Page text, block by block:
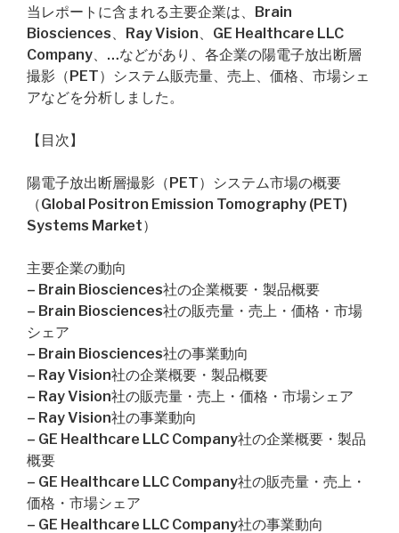
当レポートに含まれる主要企業は、Brain
Biosciences、Ray Vision、GE Healthcare LLC
Company、…などがあり、各企業の陽電子放出断層
撮影（PET）システム販売量、売上、価格、市場シェ
アなどを分析しました。
【目次】
陽電子放出断層撮影（PET）システム市場の概要
（Global Positron Emission Tomography (PET)
Systems Market）
主要企業の動向
– Brain Biosciences社の企業概要・製品概要
– Brain Biosciences社の販売量・売上・価格・市場
シェア
– Brain Biosciences社の事業動向
– Ray Vision社の企業概要・製品概要
– Ray Vision社の販売量・売上・価格・市場シェア
– Ray Vision社の事業動向
– GE Healthcare LLC Company社の企業概要・製品
概要
– GE Healthcare LLC Company社の販売量・売上・
価格・市場シェア
– GE Healthcare LLC Company社の事業動向